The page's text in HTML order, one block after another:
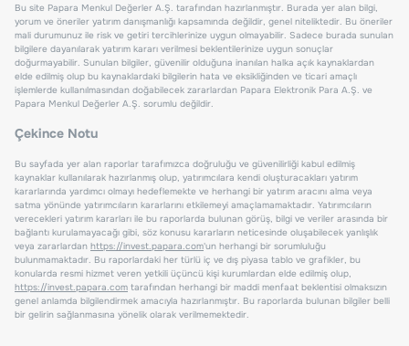
Bu site Papara Menkul Değerler A.Ş. tarafından hazırlanmıştır. Burada yer alan bilgi,
yorum ve öneriler yatırım danışmanlığı kapsamında değildir, genel niteliktedir. Bu öneriler
mali durumunuz ile risk ve getiri tercihlerinize uygun olmayabilir. Sadece burada sunulan
bilgilere dayanılarak yatırım kararı verilmesi beklentilerinize uygun sonuçlar
doğurmayabilir. Sunulan bilgiler, güvenilir olduğuna inanılan halka açık kaynaklardan
elde edilmiş olup bu kaynaklardaki bilgilerin hata ve eksikliğinden ve ticari amaçlı
işlemlerde kullanılmasından doğabilecek zararlardan Papara Elektronik Para A.Ş. ve
Papara Menkul Değerler A.Ş. sorumlu değildir.
Çekince Notu
Bu sayfada yer alan raporlar tarafımızca doğruluğu ve güvenilirliği kabul edilmiş
kaynaklar kullanılarak hazırlanmış olup, yatırımcılara kendi oluşturacakları yatırım
kararlarında yardımcı olmayı hedeflemekte ve herhangi bir yatırım aracını alma veya
satma yönünde yatırımcıların kararlarını etkilemeyi amaçlamamaktadır. Yatırımcıların
verecekleri yatırım kararları ile bu raporlarda bulunan görüş, bilgi ve veriler arasında bir
bağlantı kurulamayacağı gibi, söz konusu kararların neticesinde oluşabilecek yanlışlık
veya zararlardan https://invest.papara.com'un herhangi bir sorumluluğu
bulunmamaktadır. Bu raporlardaki her türlü iç ve dış piyasa tablo ve grafikler, bu
konularda resmi hizmet veren yetkili üçüncü kişi kurumlardan elde edilmiş olup,
https://invest.papara.com tarafından herhangi bir maddi menfaat beklentisi olmaksızın
genel anlamda bilgilendirmek amacıyla hazırlanmıştır. Bu raporlarda bulunan bilgiler belli
bir gelirin sağlanmasına yönelik olarak verilmemektedir.